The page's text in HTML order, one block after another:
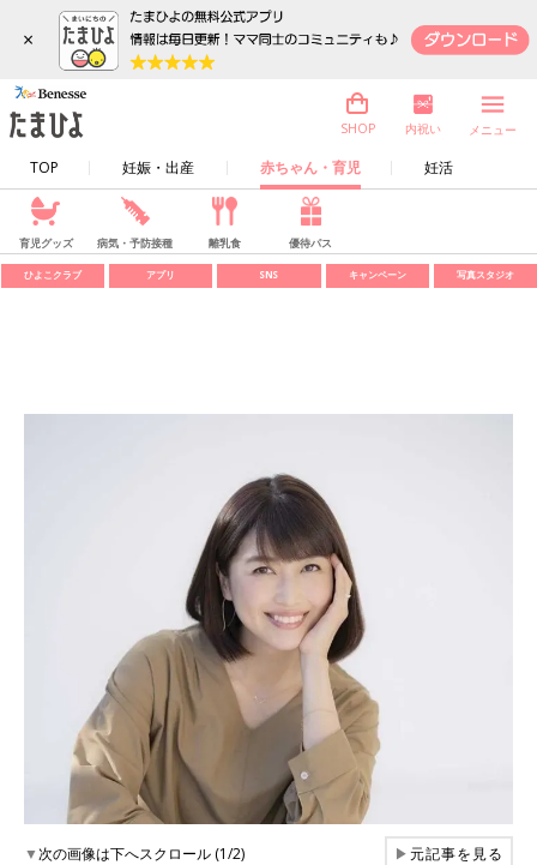
×
TOP 妊娠・出産 赤ちゃん・育児 妊活
SHOP 内祝い メニュー
育児グッズ 病気・予防接種 離乳食 優待パス
ひよこクラブ アプリ SNS キャンペーン 写真スタジオ
▼次の画像は下へスクロール (1/2) ▶元記事を見る